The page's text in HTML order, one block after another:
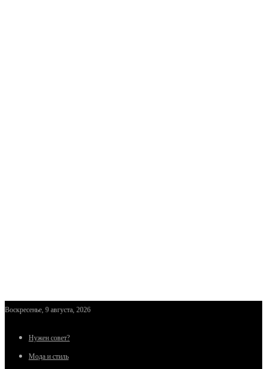
Воскресенье, 9 августа, 2026
Нужен совет?
Мода и стиль